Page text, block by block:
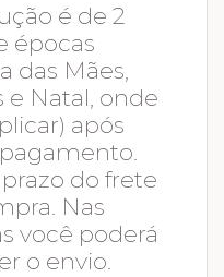
é de 2
épocas
das Mães,
e Natal, onde
após
do frete
Nas
você poderá
o envio.